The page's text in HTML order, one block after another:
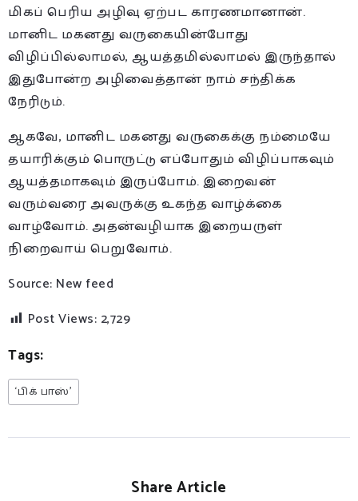
மிகப் பெரிய அழிவு ஏற்பட காரணமானான்.
மானிட மகனது வருகையின்போது
விழிப்பில்லாமல், ஆயத்தமில்லாமல் இருந்தால்
இதுபோன்ற அழிவைத்தான் நாம் சந்திக்க
நேரிடும்.
ஆகவே, மானிட மகனது வருகைக்கு நம்மையே
தயாரிக்கும் பொருட்டு எப்போதும் விழிப்பாகவும்
ஆயத்தமாகவும் இருப்போம். இறைவன்
வரும்வரை அவருக்கு உகந்த வாழ்க்கை
வாழ்வோம். அதன்வழியாக இறையருள்
நிறைவாய் பெறுவோம்.
Source: New feed
Post Views: 2,729
Tags:
‘பிக் பாஸ்’
Share Article